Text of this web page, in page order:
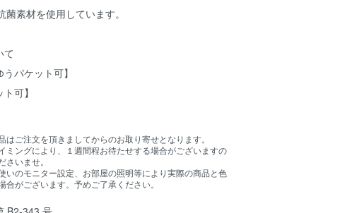
菌素材を使用しています。
うパケット可】
可】
はご注文を頂きましてからのお取り寄せとなります。
ミングにより、１週間程お待たせする場合がございますの
さいませ。
いのモニター設定、お部屋の照明等により実際の商品と色
合がございます。予めご了承ください。